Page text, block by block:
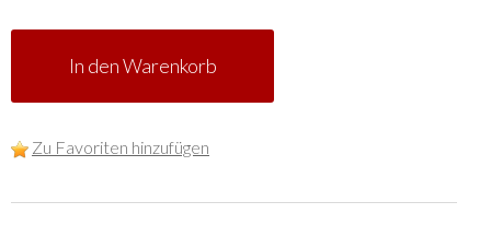
In den Warenkorb
Zu Favoriten hinzufügen